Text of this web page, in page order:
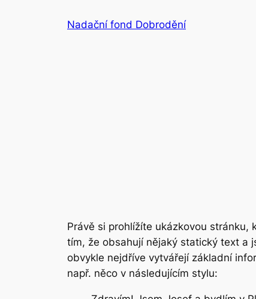
Nadační fond Dobrodění
Právě si prohlížíte ukázkovou stránku,
tím, že obsahují nějaký statický text a
obvykle nejdříve vytvářejí základní
např. něco v následujícím stylu: